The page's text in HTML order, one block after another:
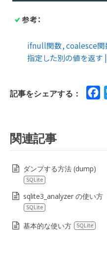
参考：
ifnull関数, coalesce関
指定した別の値を返す
記事をシェアする：
関連記事
ダンプする方法 (dump)
SQLite
sqlite3_analyzer の使い方
SQLite
基本的な使い方 SQLite